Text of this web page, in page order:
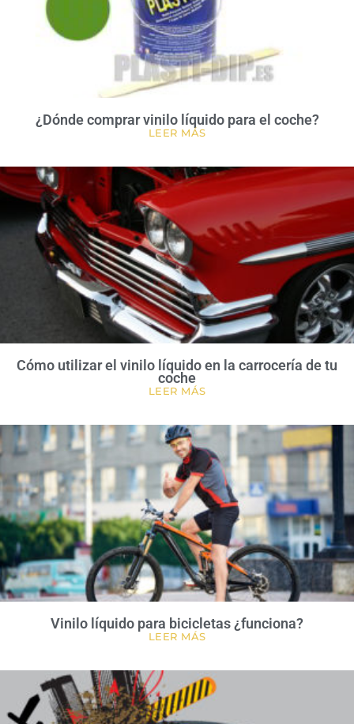
¿Dónde comprar vinilo líquido para el coche?
LEER MÁS
Cómo utilizar el vinilo líquido en la carrocería de tu
coche
LEER MÁS
Vinilo líquido para bicicletas ¿funciona?
LEER MÁS